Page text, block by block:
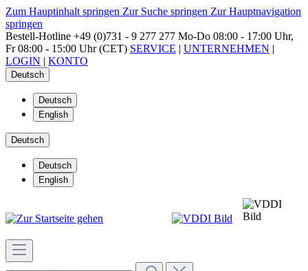
Zum Hauptinhalt springen Zur Suche springen Zur Hauptnavigation
springen
Bestell-Hotline +49 (0)731 - 9 277 277 Mo-Do 08:00 - 17:00 Uhr,
Fr 08:00 - 15:00 Uhr (CET) SERVICE | UNTERNEHMEN |
LOGIN | KONTO
Deutsch
Deutsch
English
Deutsch
Deutsch
English